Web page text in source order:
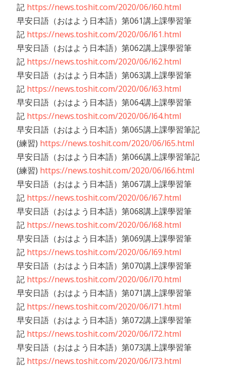
記 https://news.toshit.com/2020/06/l60.html
早安日語（おはよう日本語）第061講上課學習筆
記 https://news.toshit.com/2020/06/l61.html
早安日語（おはよう日本語）第062講上課學習筆
記 https://news.toshit.com/2020/06/l62.html
早安日語（おはよう日本語）第063講上課學習筆
記 https://news.toshit.com/2020/06/l63.html
早安日語（おはよう日本語）第064講上課學習筆
記 https://news.toshit.com/2020/06/l64.html
早安日語（おはよう日本語）第065講上課學習筆記
(練習) https://news.toshit.com/2020/06/l65.html
早安日語（おはよう日本語）第066講上課學習筆記
(練習) https://news.toshit.com/2020/06/l66.html
早安日語（おはよう日本語）第067講上課學習筆
記 https://news.toshit.com/2020/06/l67.html
早安日語（おはよう日本語）第068講上課學習筆
記 https://news.toshit.com/2020/06/l68.html
早安日語（おはよう日本語）第069講上課學習筆
記 https://news.toshit.com/2020/06/l69.html
早安日語（おはよう日本語）第070講上課學習筆
記 https://news.toshit.com/2020/06/l70.html
早安日語（おはよう日本語）第071講上課學習筆
記 https://news.toshit.com/2020/06/l71.html
早安日語（おはよう日本語）第072講上課學習筆
記 https://news.toshit.com/2020/06/l72.html
早安日語（おはよう日本語）第073講上課學習筆
記 https://news.toshit.com/2020/06/l73.html